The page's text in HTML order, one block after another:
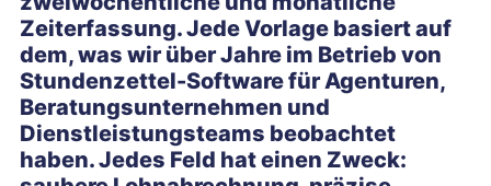
Zeiterfassung. Jede Vorlage basiert auf
dem, was wir über Jahre im Betrieb von
Stundenzettel-Software für Agenturen,
Beratungsunternehmen und
Dienstleistungsteams beobachtet
haben. Jedes Feld hat einen Zweck: